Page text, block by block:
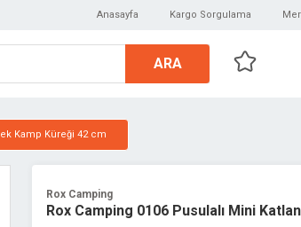
Anasayfa Kargo Sorgulama
ARA
Kamp Küreği 42 cm
Rox Camping
Rox Camping 0106 Pusulalı Mini